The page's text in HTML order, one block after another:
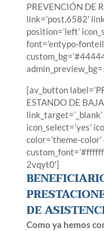
PREVENCIÓN DE
link=’post,6582′
position=’left’
font=’entypo-
[av_button
ESTANDO DE
icon_select=’yes’
color=’theme-
2vqyt0′]
DE
Como ya hemos